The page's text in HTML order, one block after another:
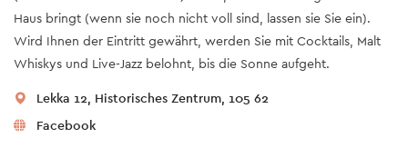
Haus bringt (wenn sie noch nicht voll sind, lassen sie Sie ein).
Wird Ihnen der Eintritt gewährt, werden Sie mit Cocktails, Malt
Whiskys und Live-Jazz belohnt, bis die Sonne aufgeht.
Lekka 12, Historisches Zentrum, 105 62
Facebook